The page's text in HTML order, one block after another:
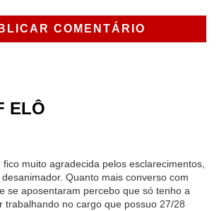
ELÔ
muito agradecida pelos esclarecimentos,
Quanto mais converso com
se aposentaram percebo que só tenho a
trabalhando no cargo que possuo 27/28